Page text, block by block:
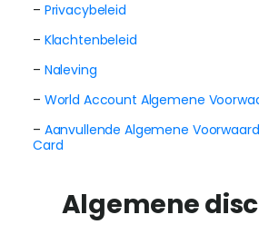
– Privacybeleid
– Klachtenbeleid
– Naleving
– World Account Algemene
– Aanvullende Algemene
Card
Algemene